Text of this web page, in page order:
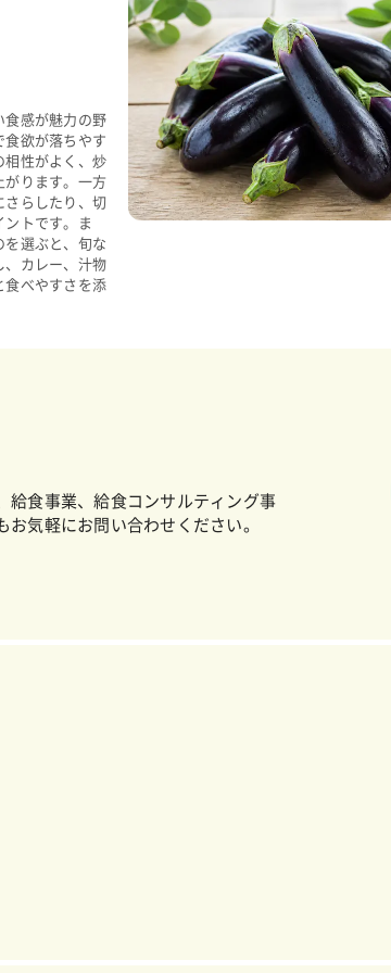
食感が魅力の野
食欲が落ちやす
相性がよく、炒
がります。一方
さらしたり、切
ントです。ま
を選ぶと、旬な
、カレー、汁物
食べやすさを添
給食事業、給食コンサルティング事
気軽にお問い合わせください。